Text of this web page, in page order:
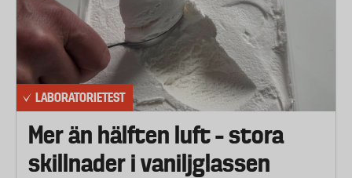
LABORATORIETEST
Mer än hälften luft – stora
skillnader i vaniljglassen